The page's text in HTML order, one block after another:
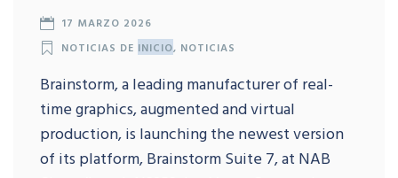
17 MARZO 2026
NOTICIAS DE INICIO, NOTICIAS
Brainstorm, a leading manufacturer of real-
time graphics, augmented and virtual
production, is launching the newest version
of its platform, Brainstorm Suite 7, at NAB